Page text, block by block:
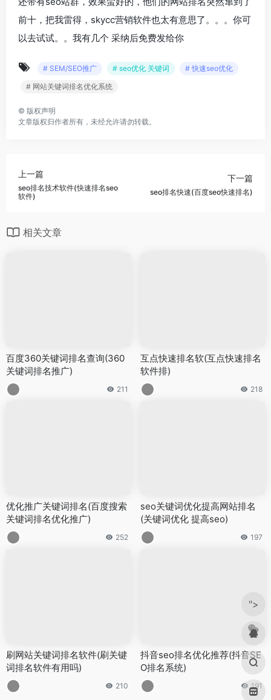
前十，把我雷得，skycc营销软件也太有意思了。。。你可
以去试试。。我有几个 采纳后免费发给你
# SEM/SEO推广 # seo优化 关键词
# 快速seo优化
# 网站关键词排名优化系统
© 版权声明
文章版权归作者所有，未经允许请勿转载。
上一篇
seo排名技术软件(快速排名seo
软件)
下一篇
seo排名快速(百度seo快速排名)
相关文章
百度360关键词排名查询(360
关键词排名推广)
211
互点快速排名软(互点快速排名
软件排)
218
优化推广关键词排名(百度搜索
关键词排名优化推广)
252
seo关键词优化提高网站排名
(关键词优化 提高seo)
197
刷网站关键词排名软件(刷关键
词排名软件有用吗)
210
抖音seo排名优化推荐(抖音SE
O排名系统)
191
">